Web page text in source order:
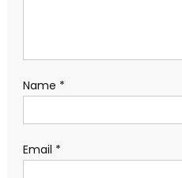
Name *
Email *